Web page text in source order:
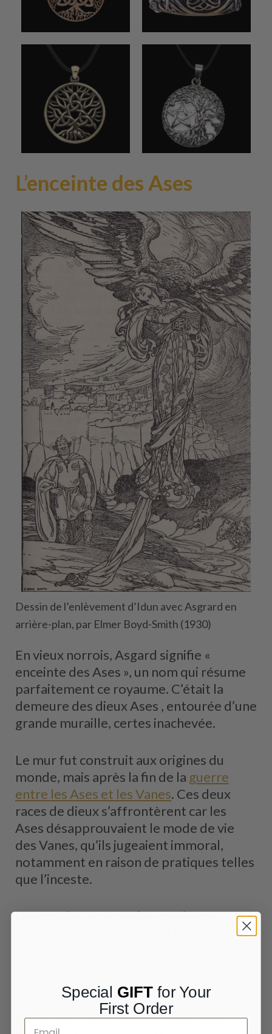
L’enceinte des Ases
Dessin de l’enlèvement d’Idun avec Asgrard en
arrière-plan, par Elmer Boyd-Smith (1930)
En vieux norrois, Asgard signifie «
enceinte des Ases », un nom qui résume
parfaitement ce royaume. C’était la
demeure des dieux Ases , entourée d’une
grande muraille, certes inachevée.
Le mur fut construit aux origines du
monde, mais après la fin de la guerre
entre les Ases et les Vanes. Ces deux
races de dieux s’affrontèrent car les
Ases désapprouvaient le mode de vie
des Vanes, qu’ils jugeaient immoral,
notamment en raison de pratiques telles
que l’inceste.
Néanmoins, ces cousins parvinrent à
mettre fin à leur guerre, et les Vanes, en
trouvaient
Njörd, le dieu de la navigation
et ses deux enfants,FreyretFreya
Freya, déesse de l’amour, était d’une
Special GIFTfor Your
First Order